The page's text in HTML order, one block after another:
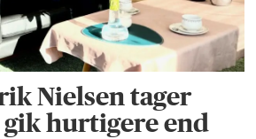
Nielsen tager
gik hurtigere end